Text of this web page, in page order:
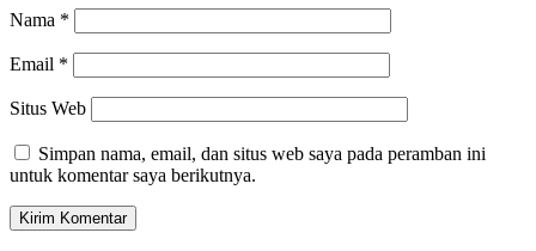
Nama *
Email *
Situs Web
Simpan nama, email, dan situs web saya pada peramban ini
untuk komentar saya berikutnya.